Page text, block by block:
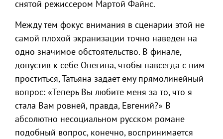
снятой режиссером Мартой Файнс.
Между тем фокус внимания в сценарии этой не
самой плохой экранизации точно наведен на
одно значимое обстоятельство. В финале,
допустив к себе Онегина, чтобы навсегда с ним
проститься, Татьяна задает ему прямолинейный
вопрос: «Теперь Вы любите меня за то, что я
стала Вам ровней, правда, Евгений?» В
абсолютно несоциальном русском романе
подобный вопрос, конечно, воспринимается